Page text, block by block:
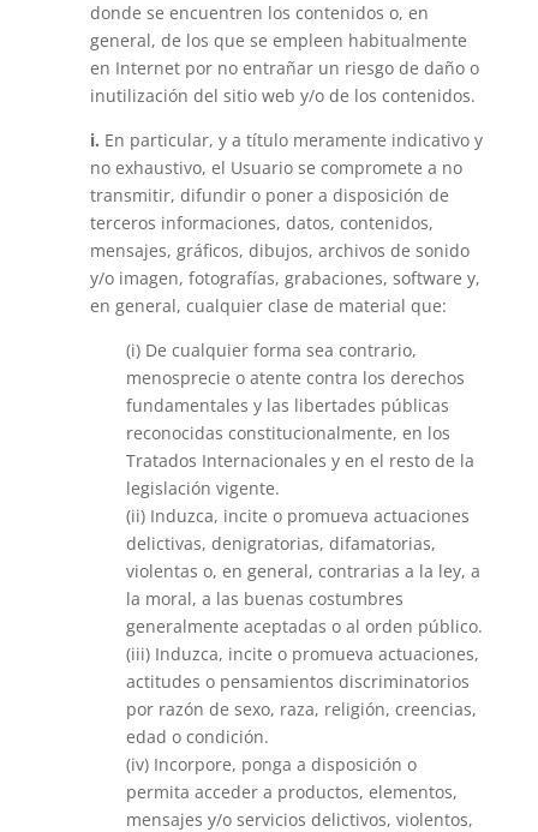
donde se encuentren los contenidos o, en
general, de los que se empleen habitualmente
en Internet por no entrañar un riesgo de daño o
inutilización del sitio web y/o de los contenidos.
i. En particular, y a título meramente indicativo y
no exhaustivo, el Usuario se compromete a no
transmitir, difundir o poner a disposición de
terceros informaciones, datos, contenidos,
mensajes, gráficos, dibujos, archivos de sonido
y/o imagen, fotografías, grabaciones, software y,
en general, cualquier clase de material que:
(i) De cualquier forma sea contrario,
menosprecie o atente contra los derechos
fundamentales y las libertades públicas
reconocidas constitucionalmente, en los
Tratados Internacionales y en el resto de la
legislación vigente.
(ii) Induzca, incite o promueva actuaciones
delictivas, denigratorias, difamatorias,
violentas o, en general, contrarias a la ley, a
la moral, a las buenas costumbres
generalmente aceptadas o al orden público.
(iii) Induzca, incite o promueva actuaciones,
actitudes o pensamientos discriminatorios
por razón de sexo, raza, religión, creencias,
edad o condición.
(iv) Incorpore, ponga a disposición o
permita acceder a productos, elementos,
mensajes y/o servicios delictivos, violentos,